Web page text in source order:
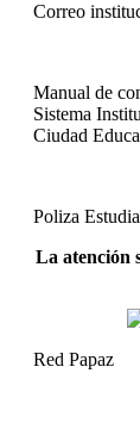
Correo
Manual de
Sistema
Ciudad
Poliza
La atención
Red Papaz